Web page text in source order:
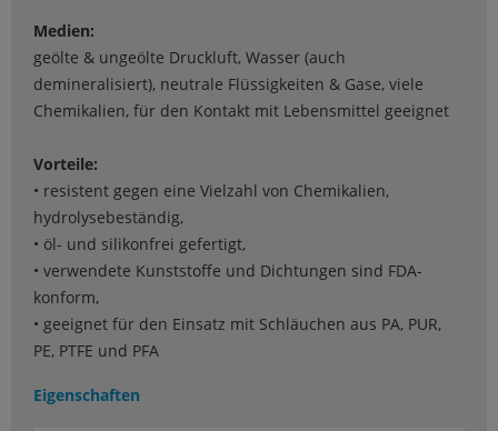
Medien:
geölte & ungeölte Druckluft, Wasser (auch
demineralisiert), neutrale Flüssigkeiten & Gase, viele
Chemikalien, für den Kontakt mit Lebensmittel geeignet
Vorteile:
• resistent gegen eine Vielzahl von Chemikalien,
hydrolysebeständig,
• öl- und silikonfrei gefertigt,
• verwendete Kunststoffe und Dichtungen sind FDA-
konform,
• geeignet für den Einsatz mit Schläuchen aus PA, PUR,
PE, PTFE und PFA
Eigenschaften